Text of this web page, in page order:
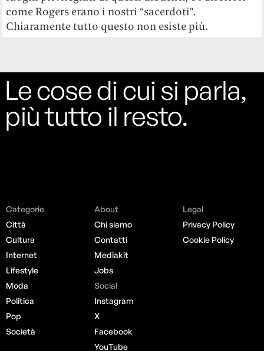
come Rogers erano i nostri “sacerdoti”.
Chiaramente tutto questo non esiste più.
Le cose di cui si parla,
più tutto il resto.
Categorie
Città
Cultura
Internet
Lifestyle
Moda
Politica
Pop
Società
About
Chi siamo
Contatti
Mediakit
Jobs
Social
Instagram
X
Facebook
YouTube
Legal
Privacy Policy
Cookie Policy